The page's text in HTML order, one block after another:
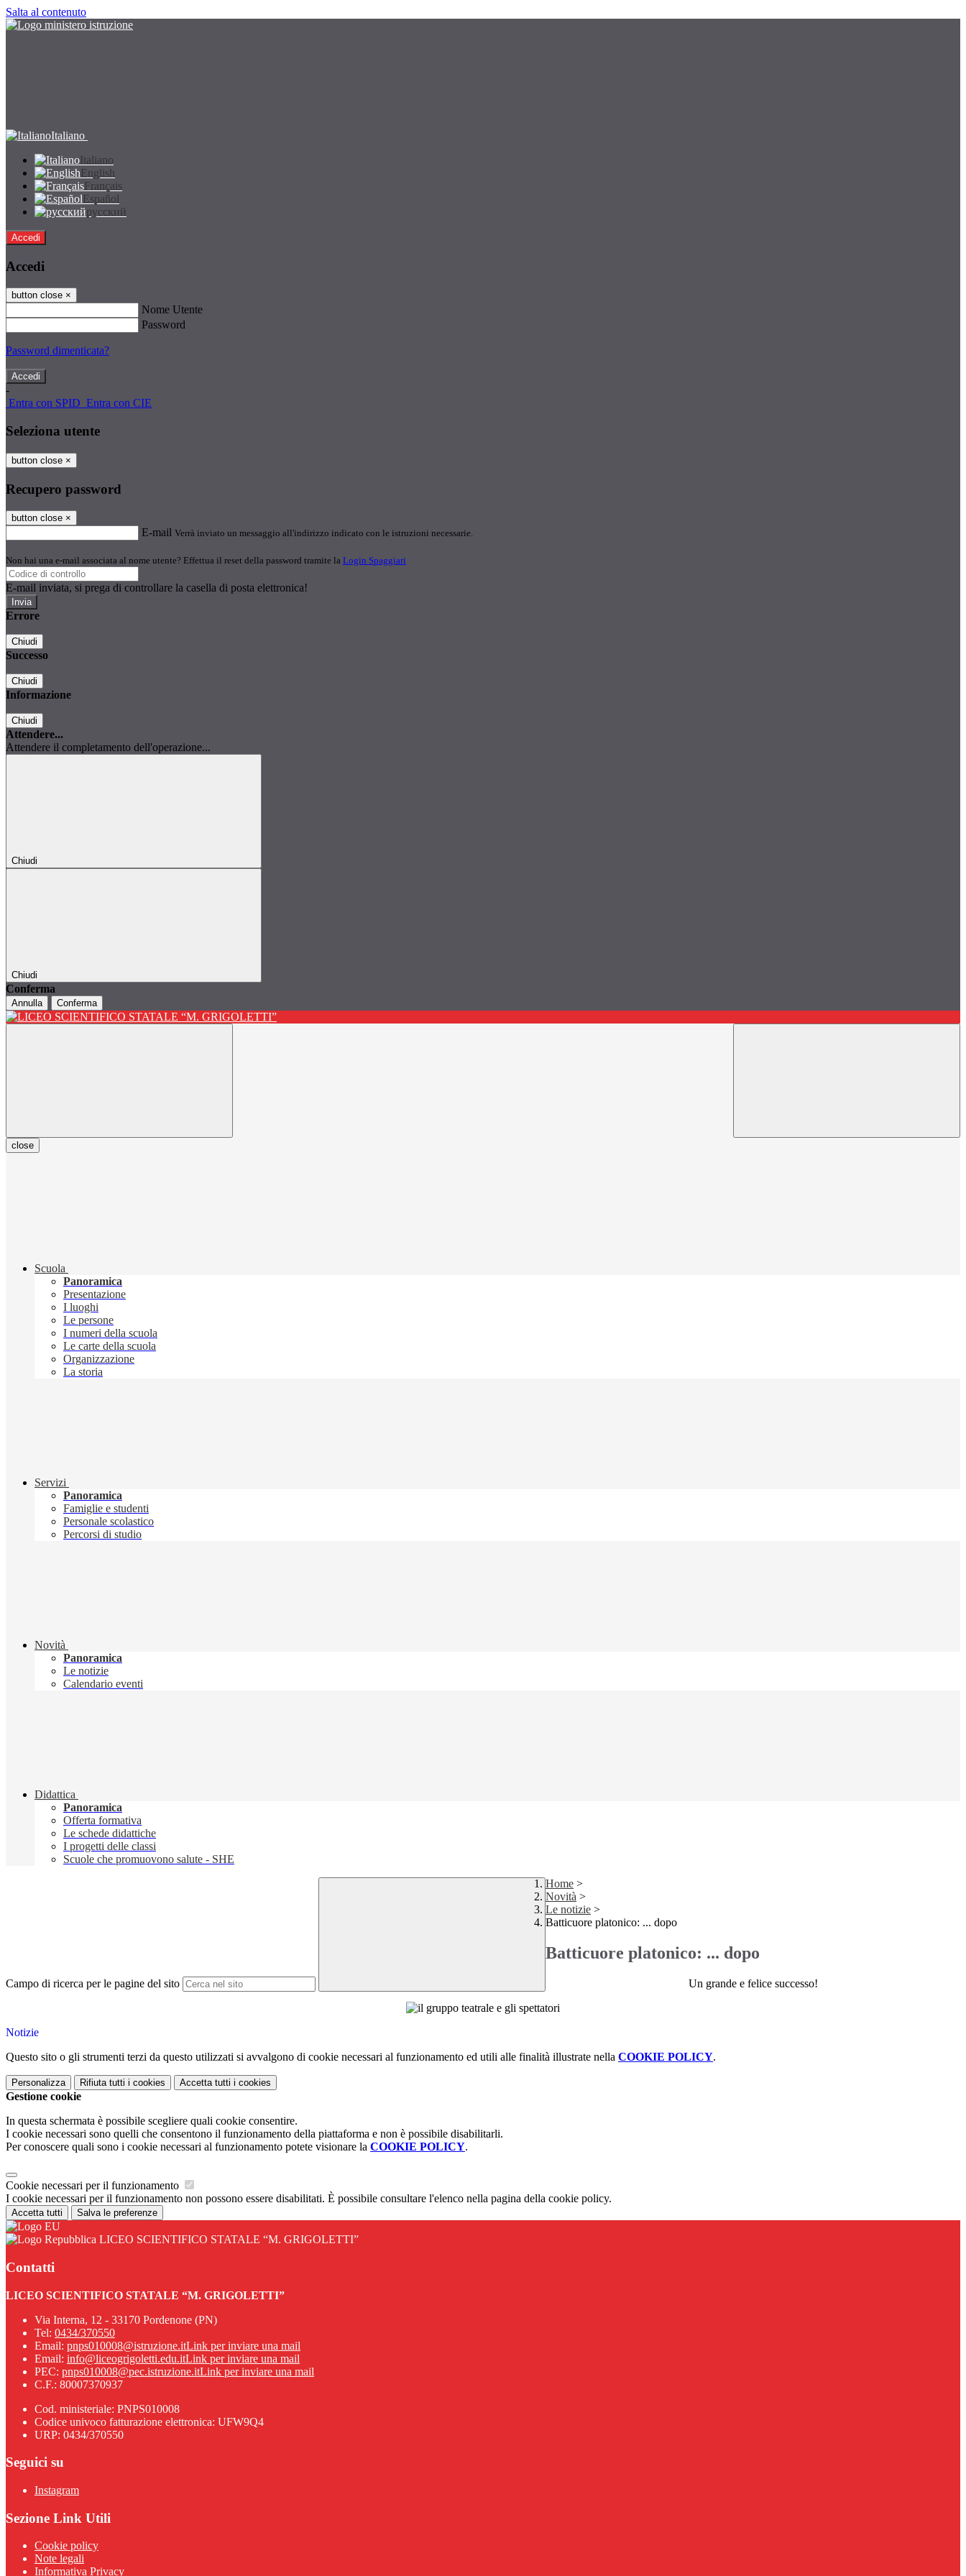
Salta al contenuto
Italiano
Italiano
English
Français
Español
русский
Accedi
Accedi
button close ×
Nome Utente
Password
Password dimenticata?
-
Entra con SPID Entra con CIE
Seleziona utente
button close ×
Recupero password
button close ×
E-mail Verrà inviato un messaggio all'indirizzo indicato con le istruzioni necessarie.
Non hai una e-mail associata al nome utente? Effettua il reset della password tramite la Login Spaggiari
E-mail inviata, si prega di controllare la casella di posta elettronica!
Errore
Chiudi
Successo
Chiudi
Informazione
Chiudi
Attendere...
Attendere il completamento dell'operazione...
Chiudi
Chiudi
Conferma
Annulla Conferma
close
Scuola
Panoramica
Presentazione
I luoghi
Le persone
I numeri della scuola
Le carte della scuola
Organizzazione
La storia
Servizi
Panoramica
Famiglie e studenti
Personale scolastico
Percorsi di studio
Novità
Panoramica
Le notizie
Calendario eventi
Didattica
Panoramica
Offerta formativa
Le schede didattiche
I progetti delle classi
Scuole che promuovono salute - SHE
Campo di ricerca per le pagine del sito
Home >
Novità >
Le notizie >
Batticuore platonico: ... dopo
Batticuore platonico: ... dopo
Un grande e felice successo!
Notizie
Questo sito o gli strumenti terzi da questo utilizzati si avvalgono di cookie necessari al funzionamento ed utili alle finalità illustrate nella COOKIE POLICY.
Personalizza Rifiuta tutti i cookies Accetta tutti i cookies
Gestione cookie
In questa schermata è possibile scegliere quali cookie consentire.
I cookie necessari sono quelli che consentono il funzionamento della piattaforma e non è possibile disabilitarli.
Per conoscere quali sono i cookie necessari al funzionamento potete visionare la COOKIE POLICY.
Cookie necessari per il funzionamento
I cookie necessari per il funzionamento non possono essere disabilitati. È possibile consultare l'elenco nella pagina della cookie policy.
Accetta tutti Salva le preferenze
LICEO SCIENTIFICO STATALE “M. GRIGOLETTI”
Contatti
LICEO SCIENTIFICO STATALE “M. GRIGOLETTI”
Via Interna, 12 - 33170 Pordenone (PN)
Tel: 0434/370550
Email: pnps010008@istruzione.itLink per inviare una mail
Email: info@liceogrigoletti.edu.itLink per inviare una mail
PEC: pnps010008@pec.istruzione.itLink per inviare una mail
C.F.: 80007370937
Cod. ministeriale: PNPS010008
Codice univoco fatturazione elettronica: UFW9Q4
URP: 0434/370550
Seguici su
Instagram
Sezione Link Utili
Cookie policy
Note legali
Informativa Privacy